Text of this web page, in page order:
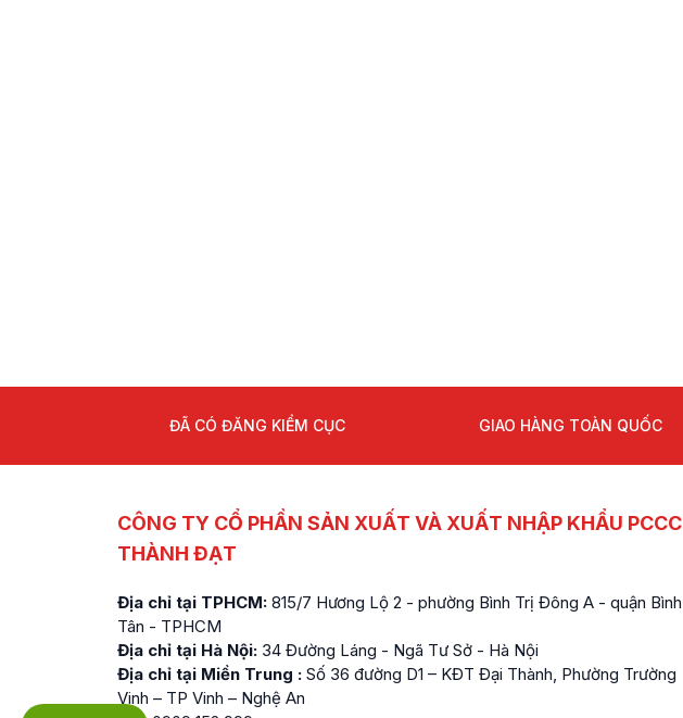
ĐÃ CÓ ĐĂNG KIỂM CỤC GIAO HÀNG TOÀN QUỐC
CÔNG TY CỔ PHẦN SẢN XUẤT VÀ XUẤT NHẬP KHẨU PCCC
THÀNH ĐẠT
Địa chỉ tại TPHCM: 815/7 Hương Lộ 2 - phường Bình Trị Đông A - quận Bình
Tân - TPHCM
Địa chỉ tại Hà Nội: 34 Đường Láng - Ngã Tư Sở - Hà Nội
Địa chỉ tại Miền Trung : Số 36 đường D1 – KĐT Đại Thành, Phường Trường
Vinh – TP Vinh – Nghệ An